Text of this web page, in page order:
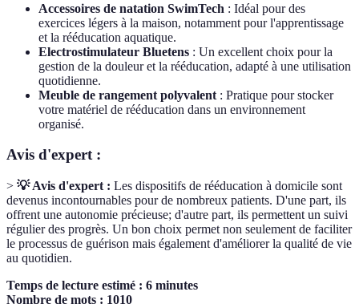
Accessoires de natation SwimTech : Idéal pour des
exercices légers à la maison, notamment pour l'apprentissage
et la rééducation aquatique.
Electrostimulateur Bluetens : Un excellent choix pour la
gestion de la douleur et la rééducation, adapté à une utilisation
quotidienne.
Meuble de rangement polyvalent : Pratique pour stocker
votre matériel de rééducation dans un environnement
organisé.
Avis d'expert :
> 💡 Avis d'expert : Les dispositifs de rééducation à domicile sont
devenus incontournables pour de nombreux patients. D'une part, ils
offrent une autonomie précieuse; d'autre part, ils permettent un suivi
régulier des progrès. Un bon choix permet non seulement de faciliter
le processus de guérison mais également d'améliorer la qualité de vie
au quotidien.
Temps de lecture estimé : 6 minutes
Nombre de mots : 1010